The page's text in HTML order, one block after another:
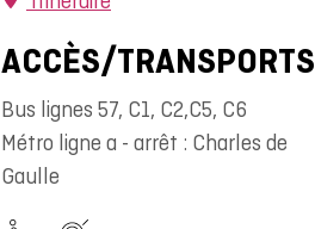
ACCÈS/TRANSPORTS
Bus lignes 57, C1, C2,C5, C6
Métro ligne a - arrêt : Charles de
Gaulle